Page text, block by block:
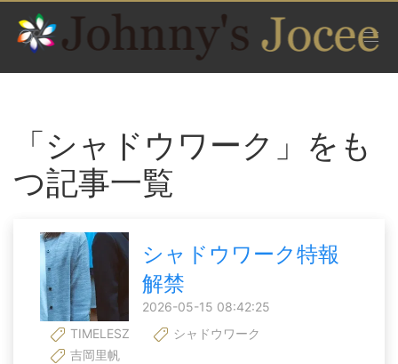
「シャドウワーク」をも
つ記事一覧
シャドウワーク特報
解禁
2026-05-15 08:42:25
TIMELESZ
シャドウワーク
吉岡里帆